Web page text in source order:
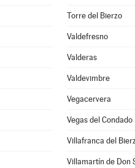
Torre del Bierzo
Valdefresno
Valderas
Valdevimbre
Vegacervera
Vegas del Condado
Villafranca del
Villamartín de Don